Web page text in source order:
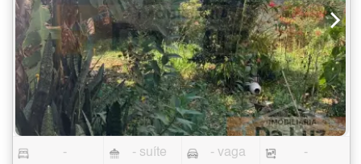
- - suíte - vaga -